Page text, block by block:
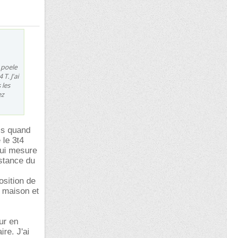
J'ai
les
quand
le 3t4
mesure
du
de
et
en
J'ai